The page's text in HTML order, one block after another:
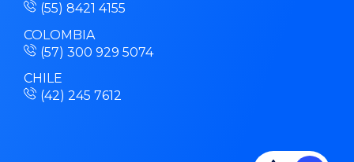
(55) 8421 4155
COLOMBIA
(57) 300 929 5074
CHILE
(42) 245 7612